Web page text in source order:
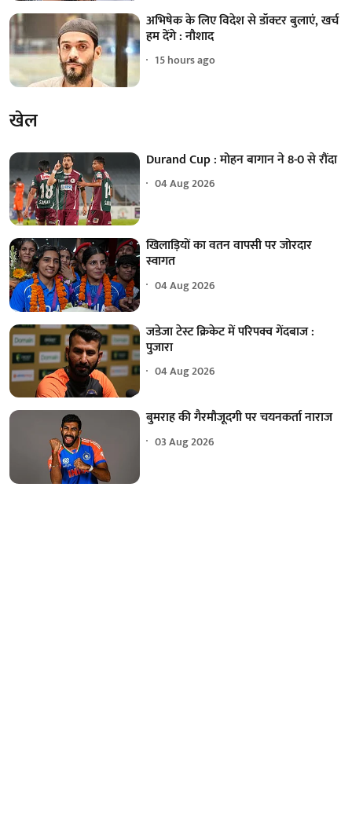
अभिषेक के लिए विदेश से डॉक्टर बुलाएं, खर्च
हम देंगे : नौशाद
15 hours ago
खेल
Durand Cup : मोहन बागान ने 8-0 से रौंदा
04 Aug 2026
खिलाड़ियों का वतन वापसी पर जोरदार
स्वागत
04 Aug 2026
जडेजा टेस्ट क्रिकेट में परिपक्व गेंदबाज :
पुजारा
04 Aug 2026
बुमराह की गैरमौजूदगी पर चयनकर्ता नाराज
03 Aug 2026